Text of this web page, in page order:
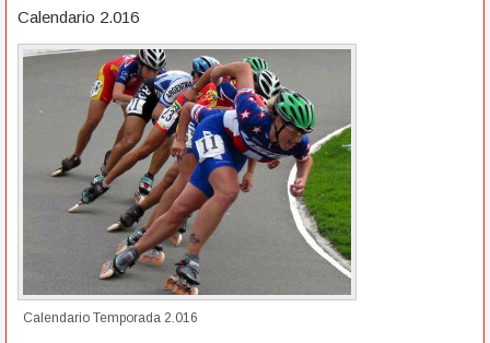
Calendario 2.016
Calendario Temporada 2.016